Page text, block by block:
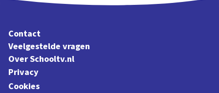
Contact
Veelgestelde vragen
Over Schooltv.nl
Privacy
Cookies